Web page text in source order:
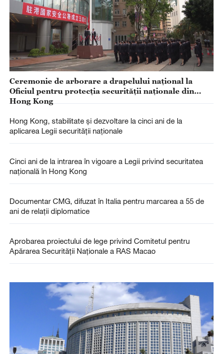
Ceremonie de arborare a drapelului național la
Oficiul pentru protecția securității naționale din
Hong Kong
Hong Kong, stabilitate și dezvoltare la cinci ani de la
aplicarea Legii securității naționale
Cinci ani de la intrarea în vigoare a Legii privind securitatea
națională în Hong Kong
Documentar CMG, difuzat în Italia pentru marcarea a 55 de
ani de relații diplomatice
Aprobarea proiectului de lege privind Comitetul pentru
Apărarea Securității Naționale a RAS Macao